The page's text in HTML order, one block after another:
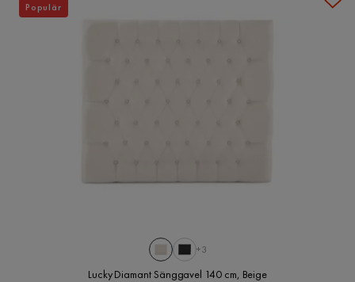
+3
Lucky Diamant Sänggavel 140 cm, Beige
Populär